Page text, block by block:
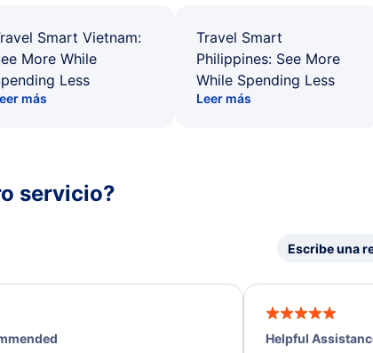
Smart Vietnam:
More While
Less
más
Travel Smart
Philippines: See More
While Spending Less
Leer más
servicio?
Escribe una
Helpful